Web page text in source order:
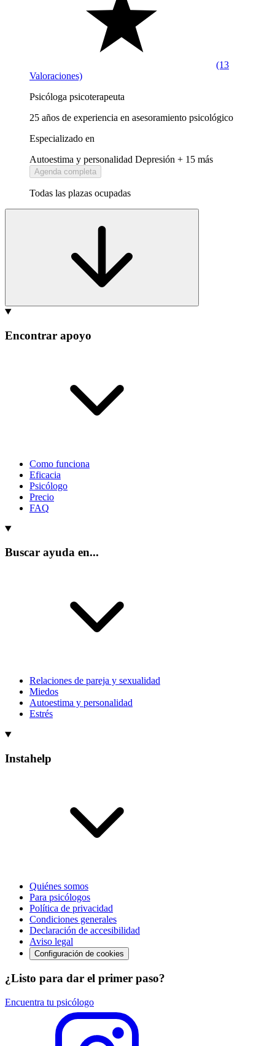
(13
Valoraciones)
Psicóloga psicoterapeuta
25 años de experiencia en asesoramiento psicológico
Especializado en
Autoestima y personalidad Depresión + 15 más
Agenda completa
Todas las plazas ocupadas
Encontrar apoyo
Como funciona
Eficacia
Psicólogo
Precio
FAQ
Buscar ayuda en...
Relaciones de pareja y sexualidad
Miedos
Autoestima y personalidad
Estrés
Instahelp
Quiénes somos
Para psicólogos
Política de privacidad
Condiciones generales
Declaración de accesibilidad
Aviso legal
Configuración de cookies
¿Listo para dar el primer paso?
Encuentra tu psicólogo